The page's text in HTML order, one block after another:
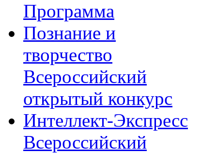
Программа
Познание и
творчество
Всероссийский
открытый конкурс
Интеллект-Экспресс
Всероссийский